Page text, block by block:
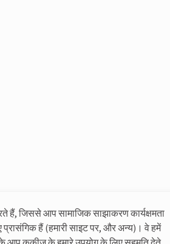
जिससे आप सामाजिक साझाकरण कार्यक्षमता
हैं (हमारी साइट पर, और अन्य)। वे हमें